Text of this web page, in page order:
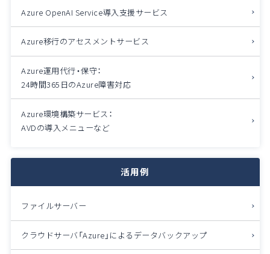
Azure OpenAI Service導入支援サービス
Azure移行のアセスメントサービス
Azure運用代行・保守：
24時間365日のAzure障害対応
Azure環境構築サービス：
AVDの導入メニューなど
活用例
ファイルサーバー
クラウドサーバ「Azure」によるデータバックアップ